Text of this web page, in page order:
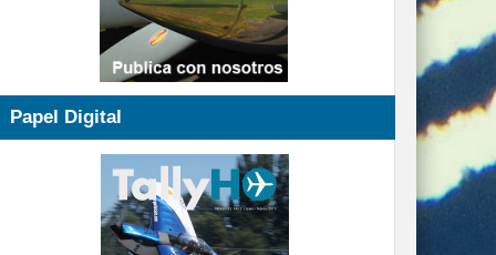
Papel Digital